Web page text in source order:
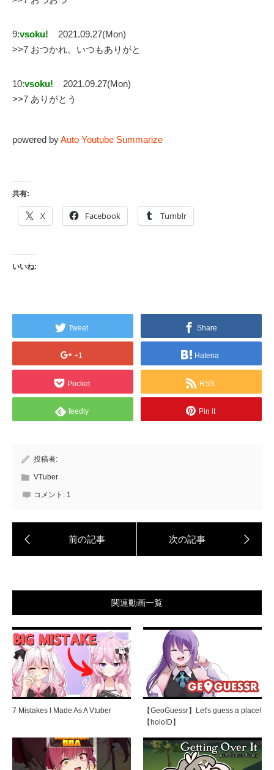
9:vsoku!
2021.09.27(Mon)
>>7 おつかれ。いつもありがと
10:vsoku!
2021.09.27(Mon)
>>7 ありがとう
powered byAuto Youtube Summarize
共有:
X Facebook Tumblr
いいね:
Tweet Share
+1 Hatena
Pocket RSS
feedly Pin it
投稿者:
VTuber
コメント: 1
関連動画一覧
7 Mistakes I Made As A Vtuber
【GeoGuessr】Let's guess a place!
【holoID】